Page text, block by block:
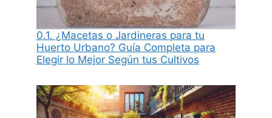
0.1. ¿Macetas o Jardineras para tu
Huerto Urbano? Guía Completa para
Elegir lo Mejor Según tus Cultivos